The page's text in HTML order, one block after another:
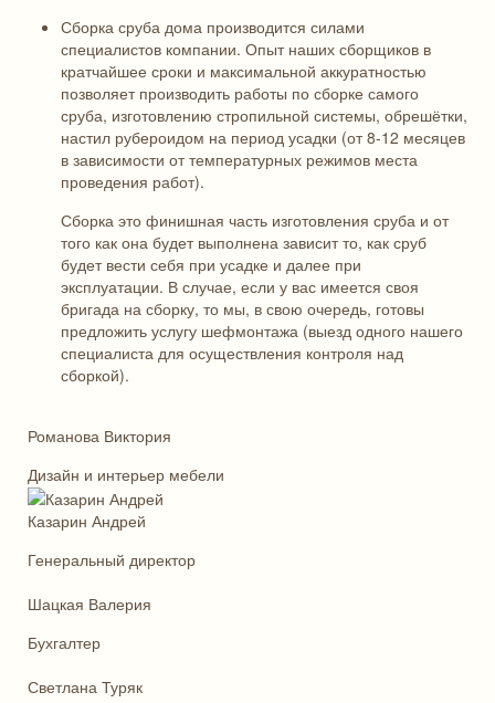
Сборка сруба дома производится силами
специалистов компании. Опыт наших сборщиков в
кратчайшее сроки и максимальной аккуратностью
позволяет производить работы по сборке самого
сруба, изготовлению стропильной системы, обрешётки,
настил рубероидом на период усадки (от 8-12 месяцев
в зависимости от температурных режимов места
проведения работ).
Сборка это финишная часть изготовления сруба и от
того как она будет выполнена зависит то, как сруб
будет вести себя при усадке и далее при
эксплуатации. В случае, если у вас имеется своя
бригада на сборку, то мы, в свою очередь, готовы
предложить услугу шефмонтажа (выезд одного нашего
специалиста для осуществления контроля над
сборкой).
Романова Виктория
Дизайн и интерьер мебели
Казарин Андрей
Генеральный директор
Шацкая Валерия
Бухгалтер
Светлана Туряк